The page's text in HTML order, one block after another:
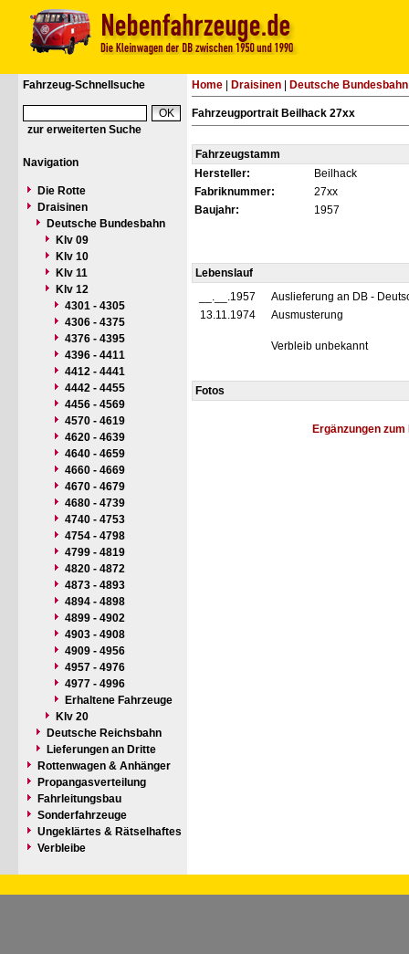
Fahrzeug-Schnellsuche
zur erweiterten Suche
Navigation
Die Rotte
Draisinen
Deutsche Bundesbahn
Klv 09
Klv 10
Klv 11
Klv 12
4301 - 4305
4306 - 4375
4376 - 4395
4396 - 4411
4412 - 4441
4442 - 4455
4456 - 4569
4570 - 4619
4620 - 4639
4640 - 4659
4660 - 4669
4670 - 4679
4680 - 4739
4740 - 4753
4754 - 4798
4799 - 4819
4820 - 4872
4873 - 4893
4894 - 4898
4899 - 4902
4903 - 4908
4909 - 4956
4957 - 4976
4977 - 4996
Erhaltene Fahrzeuge
Klv 20
Deutsche Reichsbahn
Lieferungen an Dritte
Rottenwagen & Anhänger
Propangasverteilung
Fahrleitungsbau
Sonderfahrzeuge
Ungeklärtes & Rätselhaftes
Verbleibe
Home Draisinen Deutsche Bundesbahn
Fahrzeugportrait Beilhack 27xx
Fahrzeugstamm
Hersteller:
Beilhack
Fabriknummer:
27xx
Baujahr:
1957
Lebenslauf
__.__.1957
Auslieferung an DB -
13.11.1974
Ausmusterung
Verbleib unbekannt
Fotos
Ergänzungen